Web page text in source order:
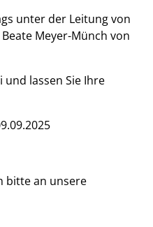
unter der Leitung von
Meyer-Münch von
und lassen Sie Ihre
bitte an unsere